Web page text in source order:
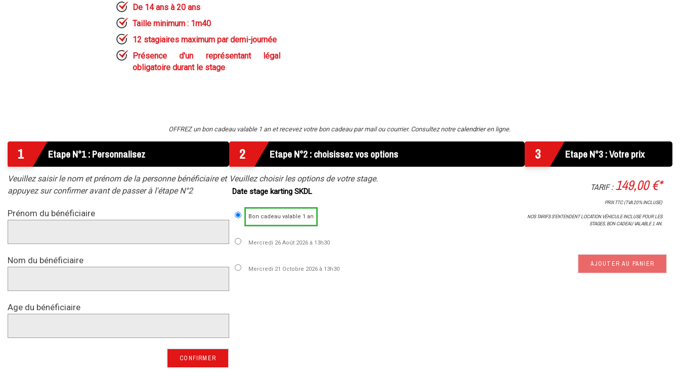
De 14 ans à 20 ans
Taille minimum : 1m40
12 stagiaires maximum par demi-journée
Présence d'un représentant légal
obligatoire durant le stage
OFFREZ un bon cadeau valable 1 an et recevez votre bon cadeau par mail ou courrier. Consultez notre calendrieren ligne.
1 Etape N°1 : Personnalisez
Veuillez saisir le nom et prénom de la personne bénéficiaire et
appuyez sur confirmer avant de passer à l'étape N°2
Prénom du bénéficiaire
Nom du bénéficiaire
Age du bénéficiaire
CONFIRMER
2 Etape N°2 : choisissez vos options
Veuillez choisir les options de votre stage.
Date stage karting SKDL
Bon cadeau valable 1 an
Mercredi 26 Août 2026 à 13h30
Mercredi 21 Octobre 2026 à 13h30
3 Etape N°3 : Votre prix
TARIF :149,00 €*
PRIX TTC (TVA 20% INCLUSE)
NOS TARIFS S'ENTENDENT LOCATION VÉHICULE INCLUSE POUR LES
STAGES. BON CADEAU VALABLE 1 AN.
AJOUTER AU PANIER